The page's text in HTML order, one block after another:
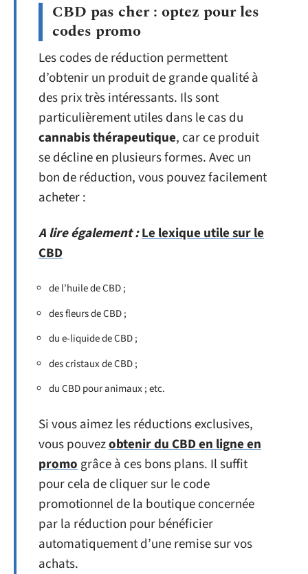
CBD pas cher : optez pour les
codes promo
Les codes de réduction permettent
d’obtenir un produit de grande qualité à
des prix très intéressants. Ils sont
particulièrement utiles dans le cas du
cannabis thérapeutique, car ce produit
se décline en plusieurs formes. Avec un
bon de réduction, vous pouvez facilement
acheter :
A lire également :Le lexique utile sur le
CBD
de l’huile de CBD ;
des fleurs de CBD ;
du e-liquide de CBD ;
des cristaux de CBD ;
du CBD pour animaux ; etc.
Si vous aimez les réductions exclusives,
vous pouvezobtenir du CBD en ligne en
promogrâce à ces bons plans. Il suffit
pour cela de cliquer sur le code
promotionnel de la boutique concernée
par la réduction pour bénéficier
automatiquement d’une remise sur vos
achats.